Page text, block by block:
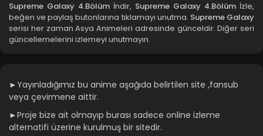
Supreme Galaxy 4.Bölüm İndir, Supreme Galaxy 4.Bölüm İzle,
beğen ve paylaş butonlarına tıklamayı unutma. Supreme Galaxy
serisi her zaman Asya Animeleri adresinde günceldir. Diğer seri
güncellemelerini izlemeyi unutmayın.
►Yayınladığımız bu anime aşağıda belirtilen site ,fansub
veya çevirmene aittir.
►Proje bize ait olmayıp burası sadece online izleme
alternatifi üzerine kurulmuş bir sitedir.